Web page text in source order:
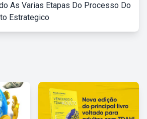
As Varias Etapas Do Processo Do
Estrategico